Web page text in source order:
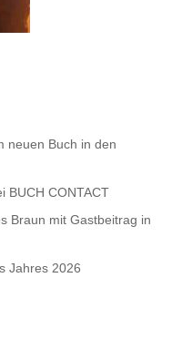
neuen Buch in den
BUCH CONTACT
Braun mit Gastbeitrag in
Jahres 2026